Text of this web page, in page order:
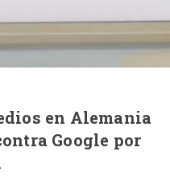
en Alemania
Google por